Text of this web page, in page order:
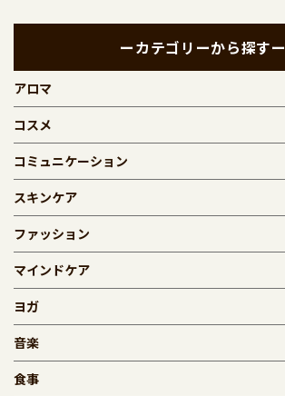
ーカテゴリーから探すー
アロマ
コスメ
コミュニケーション
スキンケア
ファッション
マインドケア
ヨガ
音楽
食事